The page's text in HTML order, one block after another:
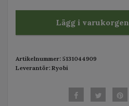
Lägg i varukorgen
Artikelnummer: 5131044909
Leverantör: Ryobi